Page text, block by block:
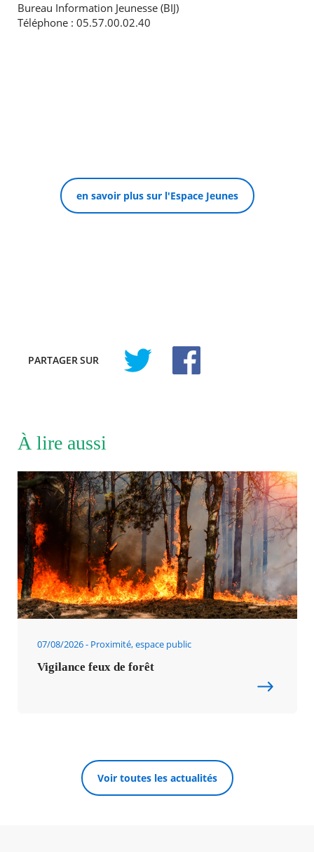
Bureau Information Jeunesse (BIJ)
Téléphone : 05.57.00.02.40
en savoir plus sur l'Espace Jeunes
PARTAGERSUR
À lire aussi
07/08/2026 Proximité, espace public
Vigilance feux de forêt
Voir toutes les actualités